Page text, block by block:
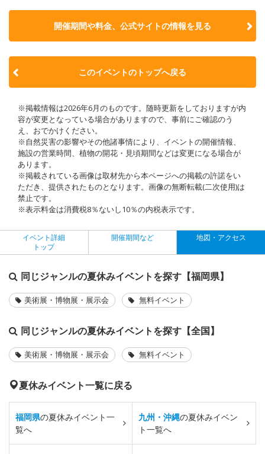
開催期間や料金、公式サイトの情報を見る
このイベントのトップへ戻る
※掲載情報は2026年6月のものです。随時更新をしておりますが内
容が変更となっている場合がありますので、事前にご確認のう
え、おでかけください。
※自然災害の影響やその他諸事情により、イベントの開催情報、
施設の営業時間、植物の開花・見頃期間などは変更になる場合が
あります。
※掲載されている画像は取材先から本ページへの掲載の許諾をい
ただき、提供されたものとなります。画像の無断転載(二次使用)は
禁止です。
※表示料金は消費税8％ないし10％の内税表示です。
イベント詳細
トップ
開催期間など 地図・アクセス
同じジャンルの夏休みイベントを探す【福岡県】
美術展・博物展・展示会 無料イベント
同じジャンルの夏休みイベントを探す【全国】
美術展・博物展・展示会 無料イベント
夏休みイベント一覧に戻る
福岡県の夏休みイベント一
覧へ
九州・沖縄の夏休みイベン
ト一覧へ